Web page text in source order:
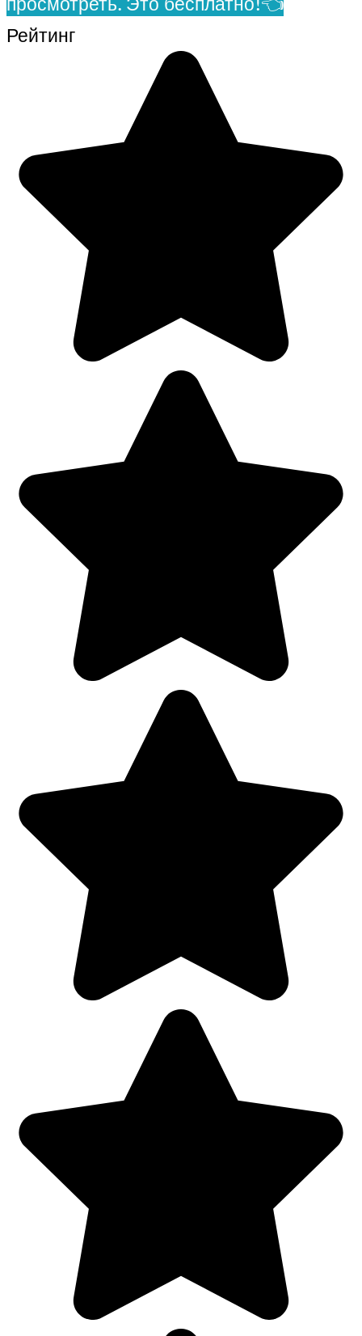
Рейтинг